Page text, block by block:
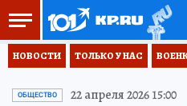
НОВОСТИ ТОЛЬКО У НАС
ОБЩЕСТВО 22 апреля 2026 15:00